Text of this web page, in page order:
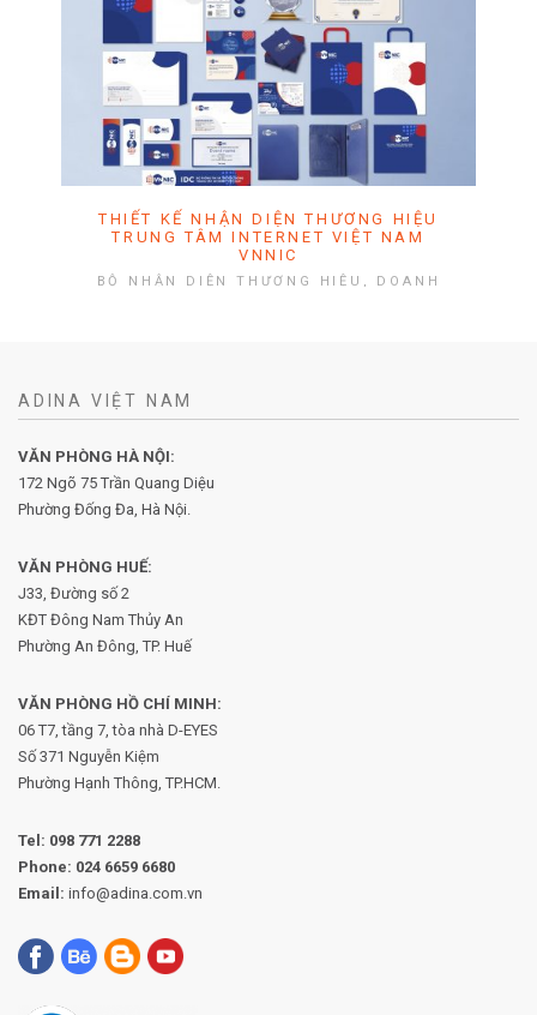
THIẾT KẾ NHẬN DIỆN THƯƠNG HIỆU
TRUNG TÂM INTERNET VIỆT NAM
VNNIC
BỘ NHẬN DIỆN THƯƠNG HIỆU, DOANH
ADINA VIỆT NAM
VĂN PHÒNG HÀ NỘI:
172 Ngõ 75 Trần Quang Diệu
Phường Đống Đa, Hà Nội.
VĂN PHÒNG HUẾ:
J33, Đường số 2
KĐT Đông Nam Thủy An
Phường An Đông, TP. Huế
VĂN PHÒNG HỒ CHÍ MINH:
06 T7, tầng 7, tòa nhà D-EYES
Số 371 Nguyễn Kiệm
Phường Hạnh Thông, TP.HCM.
Tel: 098 771 2288
Phone: 024 6659 6680
Email: info@adina.com.vn